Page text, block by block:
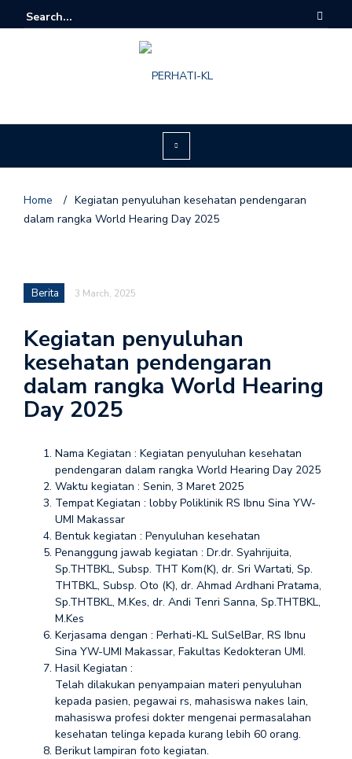
Home / Kegiatan penyuluhan kesehatan pendengaran
dalam rangka World Hearing Day 2025
Berita 3 March, 2025
Kegiatan penyuluhan
kesehatan pendengaran
dalam rangka World Hearing
Day 2025
Nama Kegiatan : Kegiatan penyuluhan kesehatan
pendengaran dalam rangka World Hearing Day 2025
Waktu kegiatan : Senin, 3 Maret 2025
Tempat Kegiatan : lobby Poliklinik RS Ibnu Sina YW-
UMI Makassar
Bentuk kegiatan : Penyuluhan kesehatan
Penanggung jawab kegiatan : Dr.dr. Syahrijuita,
Sp.THTBKL, Subsp. THT Kom(K), dr. Sri Wartati, Sp.
THTBKL, Subsp. Oto (K), dr. Ahmad Ardhani Pratama,
Sp.THTBKL, M.Kes, dr. Andi Tenri Sanna, Sp.THTBKL,
M.Kes
Kerjasama dengan : Perhati-KL SulSelBar, RS Ibnu
Sina YW-UMI Makassar, Fakultas Kedokteran UMI.
Hasil Kegiatan :
Telah dilakukan penyampaian materi penyuluhan
kepada pasien, pegawai rs, mahasiswa nakes lain,
mahasiswa profesi dokter mengenai permasalahan
kesehatan telinga kepada kurang lebih 60 orang.
Berikut lampiran foto kegiatan.